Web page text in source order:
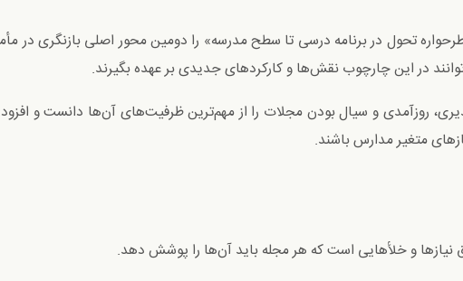
تحول در برنامه درسی تا سطح مدرسه» را دومین محور اصلی بازنگری در
در این چارچوب نقش‌ها و کارکردهای جدیدی بر عهده بگیرند.
روزآمدی و سیال بودن مجلات را از مهم‌ترین ظرفیت‌های آن‌ها دانست و
متغیر مدارس باشند.
نیازها و خلأهایی است که هر مجله باید آن‌ها را پوشش دهد.